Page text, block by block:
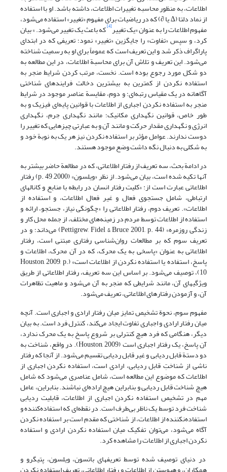
اطلاعات، به منظور محاسبه تغییرات اطلاعات، داشته باشد. او با استفاده
از نماد دلتا (∆ یا ∂) که در ریاضیات برای مفهوم «تغییر» استفاده می‌شود،
مفهوم اطلاعات را به عنوان «یک تغییر[4] که باعث یک تغییر می‌شود. » بیان
کرد، و سپس «تفاوت» را جایگزین «تغییر» نمود؛ تعریفی که در ابتدای
پاراگراف ذکر شد و این تعریف است که عموماً برای او به رسمیت شناخته
می‌شود. این تعریف و تلاش آن برای محاسبة اطلاعات، در این مطالعه به
دو شکل مورد رجوع بوده است. نخست، مرتب کردن شرایط منجر به
استفاده نکردن از کمترین به بیشترین دخالت فرایندهای شناختی
آگاهانه در یک مقیاس رتبه‌ای؛ و دوم، مقایسة عناصر موجود در شرایط
منجر به استفاده نکردن اجباری از اطلاعات با قوانین پایه‌ای فیزیک و به
طور خاص، قوانین نگهداری مکانیک؛ مانند نگهداری جرم، نگهداری
انرژی و نگهداری مقدار حرکت و مانند آن و به عبارتی چیزهایی که تغییر را
دوست ندارند. عوامل مؤثر بر استفاده نکردن نیز هر یک به نوبة خود و
به شکلی به دنبال نگه داشت وضع موجود هستند.
در ادامة بحث، سه تعریف از رفتار اطلاعاتی، که در مطالعة حاضر بیشتر به
آنها تکیه شده است، بیان می‌شود. از نظر «ویلسون» (2000, p. 49) رفتار
اطلاعاتی عبارت است از: «کلیت رفتار انسان در رابطه با منابع و کانالهای
ارتباطی، شامل جستجوی فعال و غیر فعال اطلاعات، و استفاده از
اطلاعات». تعریف دوم، رفتار اطلاعاتی را «چگونگی نیاز، جستجو، ارائه و
استفاده از اطلاعات توسط مردم در زمینه‌های مختلف، از جمله محل کار و
زندگی روزمره» (Pettigrew, Fidel & Bruce 2001, p. 44) می‌داند؛ و در
تعریف سوم که بر مطالعات روان‌شناسی رفتاری مبتنی است، رفتار
اطلاعاتی به عنوان «پاسخی به یک محرک، که در آن محرک، اطلاعات و
پاسخ، استفاده یا استفاده نکردن از اطلاعات است» (Houston, 2009, p.
10)، توصیف می‌شود. بر اساس این سه تعریف، رفتار اطلاعاتی از طریق
ویژگیهای آن، مانند شرایطی که منجر به آن می‌شود و ماهیت تظاهرات
آن، و آزمودن رفتارهای اطلاعاتی، تعریف می‌شود.
مفهوم سوم، نحوة تشخیص تمایز میان رفتار ارادی و اجباری است. آنچه
میان رفتار ارادی و اجباری تفاوت ایجاد می‌کند، کنترل فرد است. به بیان
دیگر، هنگامی که فرد هیچ کنترلی بر شروع پاسخ به یک محرک ندارد،
آن پاسخ، یک رفتار اجباری است (Houston, 2009). در واقع، شناخت به
دو دستة قابل ردیابی و غیر قابل ردیابی تقسیم می‌شود. از آنجا که رفتار
ناشی از شناختِ قابل ردیابی، ارادی است، استفاده نکردن اجباری از
اطلاعات که موضوع این مطالعه است، شامل عناصری می‌شود که شامل
هیچ شناخت قابل ردیابی و بنابراین هیچ اراده‌ای نباشند. بنابراین، عامل
مهم در تشخیص استفاده نکردن اجباری از اطلاعات، قابلیت ردیابی
شناخت فرد توسط یک ناظر بی‌طرف است. در نقطه‌ای که استفاده‌کننده و
استفاده‌نکننده از اطلاعات، از شناختی که مقدم است بر استفاده نکردن
آگاه می‌شود، می‌توان تفکیک میان استفاده نکردن ارادی و استفاده
نکردن اجباری از اطلاعات را مشاهده کرد.
در دنیای توصیف شده توسط تعریفهای باتسون، ویلسون، پتیگرو و